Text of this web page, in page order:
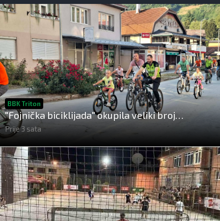
BBK Triton
"Fojnička biciklijada" okupila veliki broj
sudionika!
Prije 3 sata